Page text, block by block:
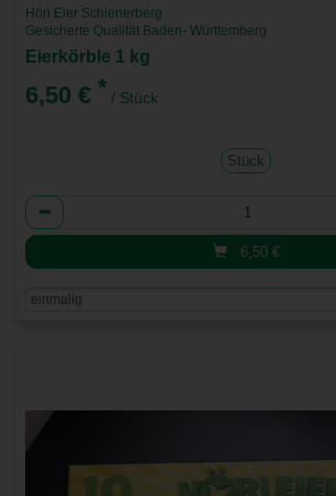
Höri Eier Schienerberg
Gesicherte Qualität Baden- Württemberg
Eierkörble 1 kg
6,50 € * / Stück
Stück
Anzahl
6,50 €